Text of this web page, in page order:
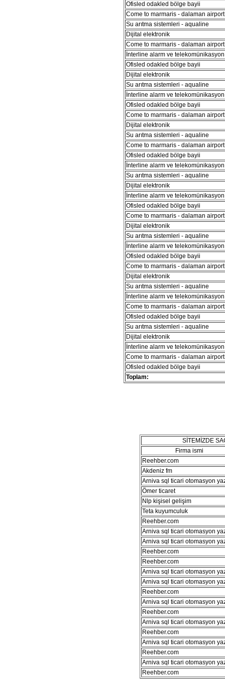
Ofisled odakled bölge bayii
Come to marmaris - dalaman
Su arıtma sistemleri - aqualine
Dijital elektronik
Come to marmaris - dalaman
İnterline alarm ve
Ofisled odakled bölge bayii
Dijital elektronik
Su arıtma sistemleri - aqualine
İnterline alarm ve
Ofisled odakled bölge bayii
Come to marmaris - dalaman
Dijital elektronik
Su arıtma sistemleri - aqualine
Come to marmaris - dalaman
Ofisled odakled bölge bayii
İnterline alarm ve
Su arıtma sistemleri - aqualine
Dijital elektronik
İnterline alarm ve
Ofisled odakled bölge bayii
Come to marmaris - dalaman
Dijital elektronik
Su arıtma sistemleri - aqualine
İnterline alarm ve
Ofisled odakled bölge bayii
Come to marmaris - dalaman
Dijital elektronik
Su arıtma sistemleri - aqualine
İnterline alarm ve
Come to marmaris - dalaman
Ofisled odakled bölge bayii
Su arıtma sistemleri - aqualine
Dijital elektronik
İnterline alarm ve
Come to marmaris - dalaman
Ofisled odakled bölge bayii
Toplam:
SİTEMİZDE
Firma ismi
Reehber.com
Akdeniz fm
Arniva sql ticari otomasyon
Ömer ticaret
Nlp kişisel gelişim
Teta kuyumculuk
Reehber.com
Arniva sql ticari otomasyon
Arniva sql ticari otomasyon
Reehber.com
Reehber.com
Arniva sql ticari otomasyon
Arniva sql ticari otomasyon
Reehber.com
Arniva sql ticari otomasyon
Reehber.com
Arniva sql ticari otomasyon
Reehber.com
Arniva sql ticari otomasyon
Reehber.com
Arniva sql ticari otomasyon
Reehber.com